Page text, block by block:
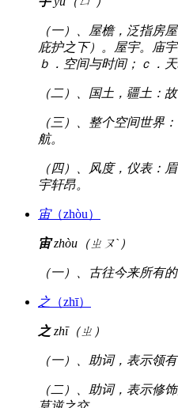
（一）、屋檐，泛指房
庇护之下）。屋宇。庙
ｂ．空间与时间；ｃ．天
（二）、国土，疆土：故
（三）、整个空间世界
航。
（四）、风度，仪表：
宇轩昂。
宙（zhòu）
宙zhòu（ㄓㄡˋ）
（一）、古往今来所有
之 （zhī）
之zhī（ㄓ）
（一）、助词，表示领
（二）、助词，表示修